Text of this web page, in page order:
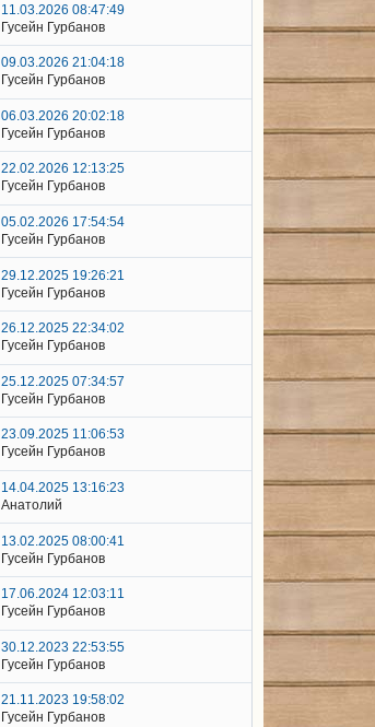
11.03.2026 08:47:49
Гусейн Гурбанов
09.03.2026 21:04:18
Гусейн Гурбанов
06.03.2026 20:02:18
Гусейн Гурбанов
22.02.2026 12:13:25
Гусейн Гурбанов
05.02.2026 17:54:54
Гусейн Гурбанов
29.12.2025 19:26:21
Гусейн Гурбанов
26.12.2025 22:34:02
Гусейн Гурбанов
25.12.2025 07:34:57
Гусейн Гурбанов
23.09.2025 11:06:53
Гусейн Гурбанов
14.04.2025 13:16:23
Анатолий
13.02.2025 08:00:41
Гусейн Гурбанов
17.06.2024 12:03:11
Гусейн Гурбанов
30.12.2023 22:53:55
Гусейн Гурбанов
21.11.2023 19:58:02
Гусейн Гурбанов